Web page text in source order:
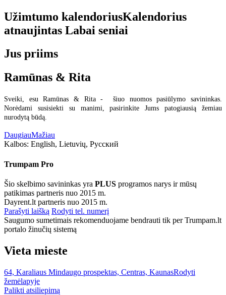
Užimtumo kalendoriusKalendorius
atnaujintas Labai seniai
Jus priims
Ramūnas & Rita
Sveiki, esu Ramūnas & Rita - šiuo nuomos pasiūlymo savininkas.
Norėdami susisiekti su manimi, pasirinkite Jums patogiausią žemiau
nurodytą būdą.
DaugiauMažiau
Kalbos: English, Lietuvių, Русский
Trumpam Pro
Šio skelbimo savininkas yra PLUS programos narys ir mūsų
patikimas partneris nuo 2015 m.
Dayrent.lt partneris nuo 2015 m.
Parašyti laišką Rodyti tel. numerį
Saugumo sumetimais rekomenduojame bendrauti tik per Trumpam.lt
portalo žinučių sistemą
Vieta mieste
64, Karaliaus Mindaugo prospektas, Centras, KaunasRodyti
žemėlapyje
Palikti atsiliepimą